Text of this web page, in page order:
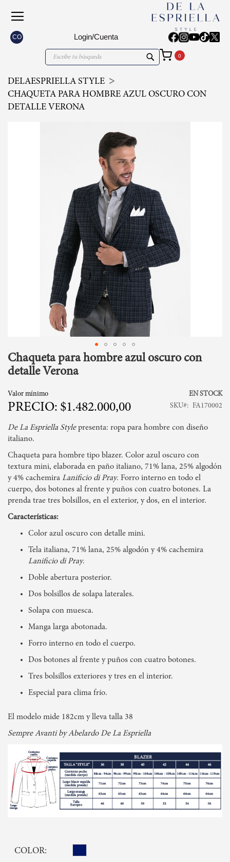
CO Login/Cuenta
Search
DELAESPRIELLA STYLE
CHAQUETA PARA HOMBRE AZUL OSCURO CON
DETALLE VERONA
Chaqueta para hombre azul oscuro con
detalle Verona
Valor mínimo
$1.482.000,00
EN STOCK
SKU
FA170002
De La Espriella Stylepresenta: ropa para hombre con diseño
italiano.
Chaqueta para hombre tipo blazer. Color azul oscuro con
textura mini, elaborada en paño italiano, 71% lana, 25% algodón
y 4% cachemira Lanificio di Pray. Forro interno en todo el
cuerpo, dos botones al frente y puños con cuatro botones. La
prenda trae tres bolsillos, en el exterior, y dos, en el interior.
Características:
Color azul oscuro con detalle mini.
Tela italiana, 71% lana, 25% algodón y 4% cachemira
Lanificio di Pray.
Doble abertura posterior.
Dos bolsillos de solapa laterales.
Solapa con muesca.
Manga larga abotonada.
Forro interno en todo el cuerpo.
Dos botones al frente y puños con cuatro botones.
Tres bolsillos exteriores y tres en el interior.
Especial para clima frío.
El modelo mide 182cm y lleva talla 38
Sempre Avanti by Abelardo De La Espriella
COLOR
Skip
to
the
of
the
gallery